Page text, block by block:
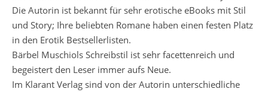
Die Autorin ist bekannt für sehr erotische eBooks mit Stil
und Story; Ihre beliebten Romane haben einen festen Platz
in den Erotik Bestsellerlisten.
Bärbel Muschiols Schreibstil ist sehr facettenreich und
begeistert den Leser immer aufs Neue.
Im Klarant Verlag sind von der Autorin unterschiedliche